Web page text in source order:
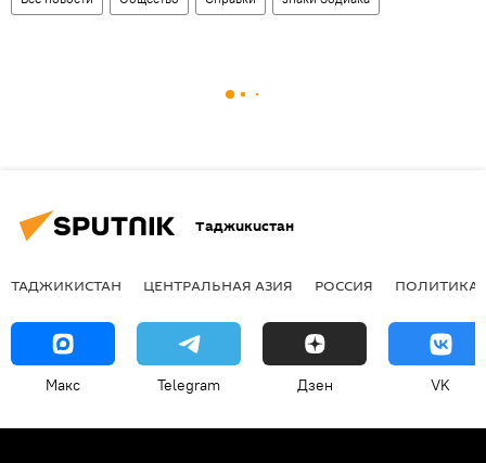
Таджикистан
ТАДЖИКИСТАН ЦЕНТРАЛЬНАЯ АЗИЯ РОССИЯ ПОЛИТИКА
Макс Telegram Дзен VK